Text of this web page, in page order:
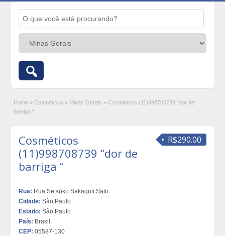
Home » Cosméticos » Minas Gerais » Cosméticos (11)998708739 “dor de
barriga “
R$290.00
Cosméticos
(11)998708739 “dor de
barriga “
Rua: Rua Setsuko Sakaguti Sato
Cidade: São Paulo
Estado: São Paulo
País: Brasil
CEP: 05587-130